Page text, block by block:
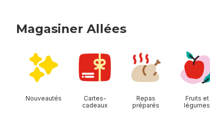
Magasiner Allées
Nouveautés
Cartes-
cadeaux
Repas
préparés
Fruits et
légumes